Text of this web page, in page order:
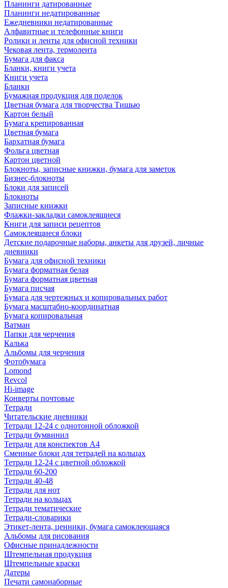
Планинги датированные
Планинги недатированные
Ежедневники недатированные
Алфавитные и телефонные книги
Ролики и ленты для офисной техники
Чековая лента, термолента
Бумага для факса
Бланки, книги учета
Книги учета
Бланки
Бумажная продукция для поделок
Цветная бумага для творчества Тишью
Картон белый
Бумага крепированная
Цветная бумага
Бархатная бумага
Фольга цветная
Картон цветной
Блокноты, записные книжки, бумага для заметок
Бизнес-блокноты
Блоки для записей
Блокноты
Записные книжки
Флажки-закладки самоклеящиеся
Книги для записи рецептов
Самоклеящиеся блоки
Детские подарочные наборы, анкеты для друзей, личные
дневники
Бумага для офисной техники
Бумага форматная белая
Бумага форматная цветная
Бумага писчая
Бумага для чертежных и копировальных работ
Бумага масштабно-координатная
Бумага копировальная
Ватман
Папки для черчения
Калька
Альбомы для черчения
Фотобумага
Lomond
Revcol
Hi-image
Конверты почтовые
Тетради
Читательские дневники
Тетради 12-24 с однотонной обложкой
Тетради бумвинил
Тетради для конспектов А4
Сменные блоки для тетрадей на кольцах
Тетради 12-24 с цветной обложкой
Тетради 60-200
Тетради 40-48
Тетради для нот
Тетради на кольцах
Тетради тематические
Тетради-словарики
Этикет-лента, ценники, бумага самоклеющаяся
Альбомы для рисования
Офисные принадлежности
Штемпельная продукция
Штемпельные краски
Датеры
Печати самонаборные